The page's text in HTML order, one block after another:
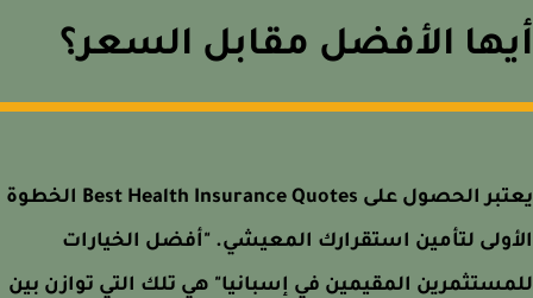
الأفضل مقابل السعر؟
يعتبر الحصول على Best Health Insurance Quotes الخطوة
لتأمين استقرارك المعيشي. "أفضل الخيارات
المقيمين في إسبانيا" هي تلك التي توازن بين